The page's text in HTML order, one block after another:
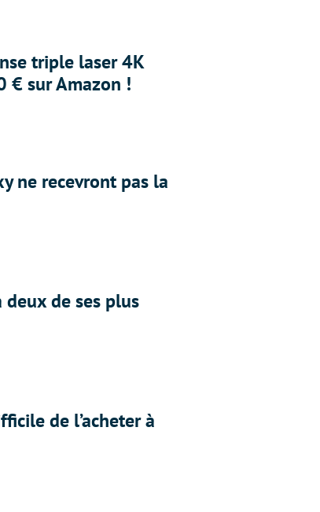
triple laser 4K
€ sur Amazon !
ne recevront pas la
deux de ses plus
de l’acheter à